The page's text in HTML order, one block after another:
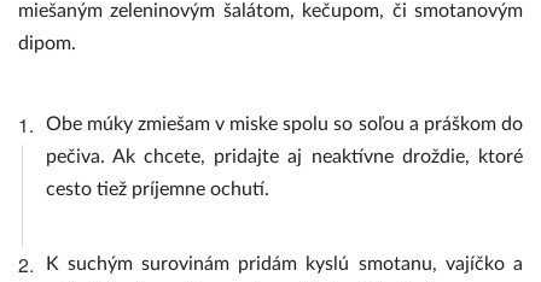
miešaným zeleninovým šalátom, kečupom, či smotanovým
dipom.
1.
Obe múky zmiešam v miske spolu so soľou a práškom do
pečiva. Ak chcete, pridajte aj neaktívne droždie, ktoré
cesto tiež príjemne ochutí.
2.
K suchým surovinám pridám kyslú smotanu, vajíčko a